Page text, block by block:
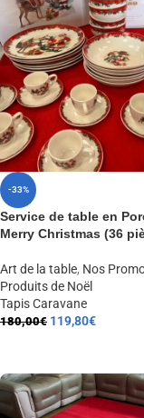
-33%
Service de table en
Merry Christmas (36
Art de la table, Nos
Produits de Noël
Tapis Caravane
180,00€ 119,80€